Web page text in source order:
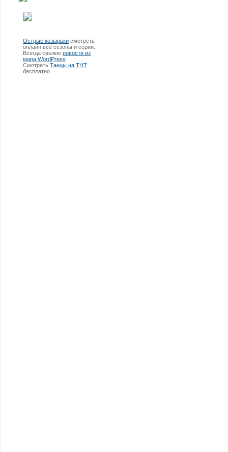
Острые козырьки смотреть
онлайн все сезоны и серии.
Всегда свежие новости из
мира WordPress
Смотреть Танцы на ТНТ
бесплатно